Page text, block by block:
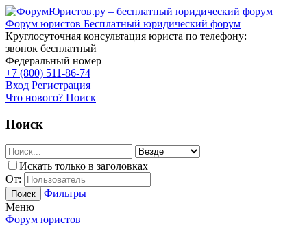
Форум юристов Бесплатный юридический форум
Круглосуточная консультация юриста по телефону:
звонок бесплатный
Федеральный номер
+7 (800) 511-86-74
Вход Регистрация
Что нового? Поиск
Поиск
Искать только в заголовках
От:
Поиск
Фильтры
Меню
Форум юристов